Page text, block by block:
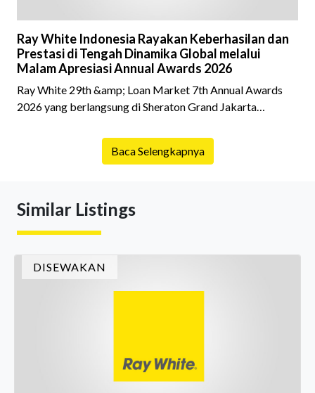
Ray White Indonesia Rayakan Keberhasilan dan
Prestasi di Tengah Dinamika Global melalui
Malam Apresiasi Annual Awards 2026
Ray White 29th &amp; Loan Market 7th Annual Awards
2026 yang berlangsung di Sheraton Grand Jakarta
istimewa bagi para pelaku industri properti dan keuangan.
Lebih dari 400 marketing executives dan principals
menghidupkan suasana, acara ini dihadiri oleh Country
Baca Selengkapnya
Similar Listings
DISEWAKAN